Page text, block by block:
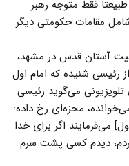
طبیعتاً فقط متوجه رهبر
مقامات حکومتی دیگر
آستان قدس در مشهد،
رئیسی شنیده که امام اول
می‌گوید رئیسی
مجزه‌ای رخ داده:
می‌فرمایند اگر برای خدا
کردم، دیدم کسی پشت سرم